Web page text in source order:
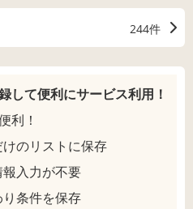
244件
して便利にサービス利用！
利！
のリストに保存
入力が不要
条件を保存